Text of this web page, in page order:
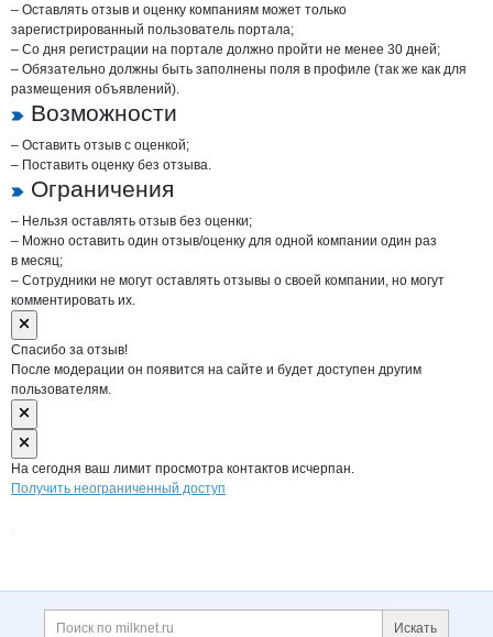
– Оставлять отзыв и оценку компаниям может только
зарегистрированный пользователь портала;
– Со дня регистрации на портале должно пройти не менее 30 дней;
– Обязательно должны быть заполнены поля в профиле (так же как для
размещения объявлений).
Возможности
– Оставить отзыв с оценкой;
– Поставить оценку без отзыва.
Ограничения
– Нельзя оставлять отзыв без оценки;
– Можно оставить один отзыв/оценку для одной компании один раз
в месяц;
– Сотрудники не могут оставлять отзывы о своей компании, но могут
комментировать их.
Спасибо за отзыв!
После модерации он появится на сайте и будет доступен другим
пользователям.
На сегодня ваш лимит просмотра контактов исчерпан.
Получить неограниченный доступ
Дополнительная информация
Поиск по сайту и
Искать